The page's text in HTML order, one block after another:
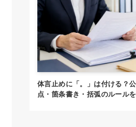
体言止めに「。」は付ける？
点・箇条書き・括弧のルール